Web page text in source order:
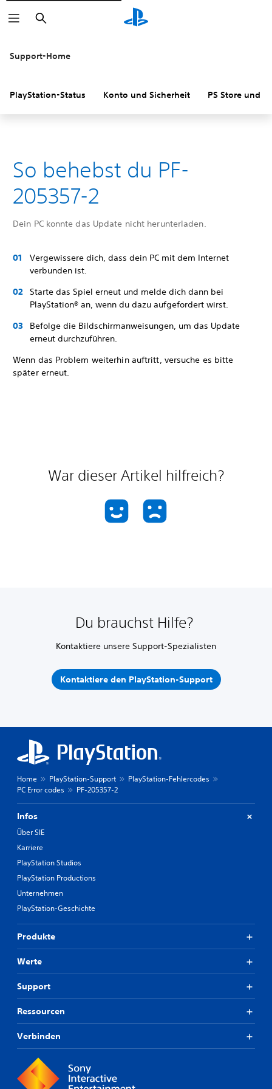
Suchen
Support-Home
PlayStation-Status Konto und Sicherheit PS Store und
So behebst du PF-
205357-2
Dein PC konnte das Update nicht herunterladen.
Vergewissere dich, dass dein PC mit dem Internet
verbunden ist.
Starte das Spiel erneut und melde dich dann bei
PlayStation® an, wenn du dazu aufgefordert wirst.
Befolge die Bildschirmanweisungen, um das Update
erneut durchzuführen.
Wenn das Problem weiterhin auftritt, versuche es bitte
später erneut.
War dieser Artikel hilfreich?
Du brauchst Hilfe?
Kontaktiere unsere Support-Spezialisten
Kontaktiere den PlayStation-Support
Home PlayStation-Support
PlayStation-Fehlercodes
PC Error codes
PF-205357-2
Infos
Über SIE
Karriere
PlayStation Studios
PlayStation Productions
Unternehmen
PlayStation-Geschichte
Produkte
Werte
Support
Ressourcen
Verbinden